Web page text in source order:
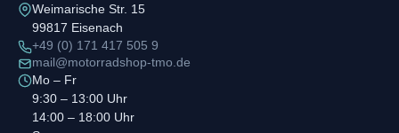
Weimarische Str. 15
99817 Eisenach
+49 (0) 171 417 505 9
mail@motorradshop-tmo.de
Mo – Fr
9:30 – 13:00 Uhr
14:00 – 18:00 Uhr